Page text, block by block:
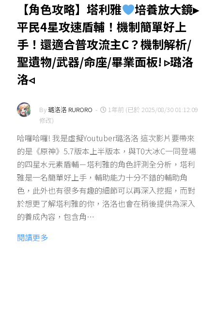
【角色攻略】塔利雅
培養放大鏡▸
平民4星攻速盾輔！機制簡單好上
手！還適合普攻流主C？機制解析/
聖遺物/武器/命座/畢業面板! ▹璐洛
洛◃
By璐洛洛 RURORO -
1年前 (已於 2025/08/30 01:12:09
修改)
哈囉哈囉! 我是虛擬Youtuber璐洛洛 這次影片要帶來
的是《原神》5.7版本上半版本，與T0大冰C一同登場
的四星水元素盾輔－塔利雅的角色評測全分析，塔利
雅是一名簡單好上手，輔助能力十分不錯的輔助角
色，此外也有很多有趣的細節可以再深入挖掘，而對
於想更了解塔利雅的你，洛洛也會在稍後提供為深入
的養成內容，包含角…
閱讀更多